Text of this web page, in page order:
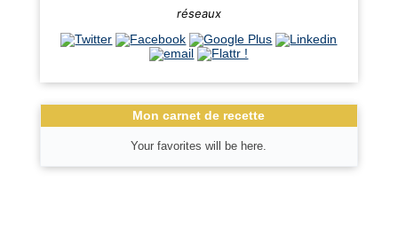
réseaux
Mon carnet de recette
Your favorites will be here.